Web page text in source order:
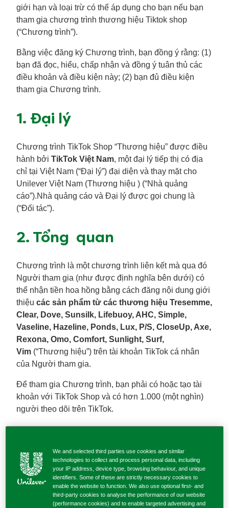
giới hạn và loại trừ có thể áp dụng cho bạn nếu bạn
tham gia chương trình thương hiệu Tiktok shop
(“Chương trình”).
Bằng việc đăng ký Chương trình, bạn đồng ý rằng: (1)
bạn đã đọc, hiểu, chấp nhận và đồng ý tuân thủ các
điều khoản và điều kiện này; (2) bạn đủ điều kiện
tham gia Chương trình.
1. Đại lý
Chương trình TikTok Shop “Thương hiệu” được điều
hành bởi TikTok Việt Nam, một đại lý tiếp thị có địa
chỉ tại Việt Nam (“Đại lý”) đại diện và thay mặt cho
Unilever Việt Nam (Thương hiệu ) (“Nhà quảng
cáo”).Nhà quảng cáo và Đại lý được gọi chung là
(“Đối tác”).
2. Tổng quan
Chương trình là một chương trình liên kết mà qua đó
Người tham gia (như được định nghĩa bên dưới) có
thể nhận tiền hoa hồng bằng cách đăng nội dung giới
thiệu các sản phẩm từ các thương hiệu Tresemme,
Clear, Dove, Sunsilk, Lifebuoy, AHC, Simple,
Vaseline, Hazeline, Ponds, Lux, P/S, CloseUp, Axe,
Rexona, Omo, Comfort, Sunlight, Surf,
Vim (“Thương hiệu”) trên tài khoản TikTok cá nhân
của Người tham gia.
Để tham gia Chương trình, bạn phải có hoặc tạo tài
khoản với TikTok Shop và có hơn 1.000 (một nghìn)
người theo dõi trên TikTok.
Chương trình chỉ dành cho những cá nhân là công
dân Việt nam, từ 18 tuổi trở lên và đang sinh sống
hợp pháp tại Việt Nam (sau đây gọi là “Người tham
gia” hoặc “bạn”).
We and selected third parties use cookies and similar
technologies to collect and process personal data, including
your IP address, device type, browsing behaviour, and unique
identifiers. Some of these are strictly necessary cookies to
enable the website to function. We also use optional first- and
third-party cookies to analyse the performance of our website
(performance cookies) and to enable targeted advertising and